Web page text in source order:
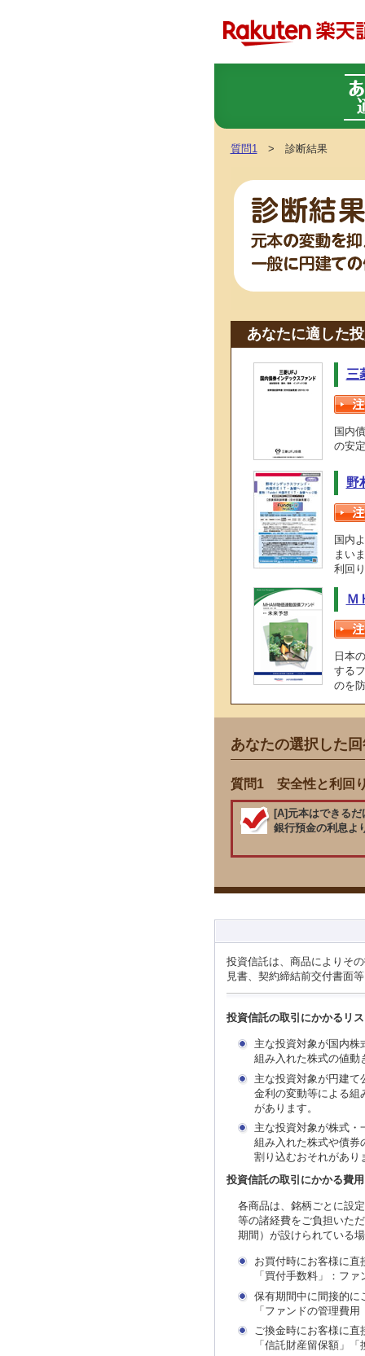
質問1> 診断結果
あなたに適した
三
国内
の安
野
国内
まい
利回
Ｍ
日本
する
のを
あなたの選択した
質問1 安全性と利回
[A]元本はできる
銀行預金の利息よ
投資信託は、商品によりそ
見書、契約締結前交付書面
投資信託の取引にかかるリ
主な投資対象が国内株
組み入れた株式の値動
主な投資対象が円建て
金利の変動等による組
があります。
主な投資対象が株式・
組み入れた株式や債券
割り込むおそれがあり
投資信託の取引にかかる費用
各商品は、銘柄ごとに設
等の諸経費をご負担いた
期間）が設けられている
お買付時にお客様に直
「買付手数料」：フ
保有期間中に間接的に
「ファンドの管理費
ご換金時にお客様に直
「信託財産留保額」